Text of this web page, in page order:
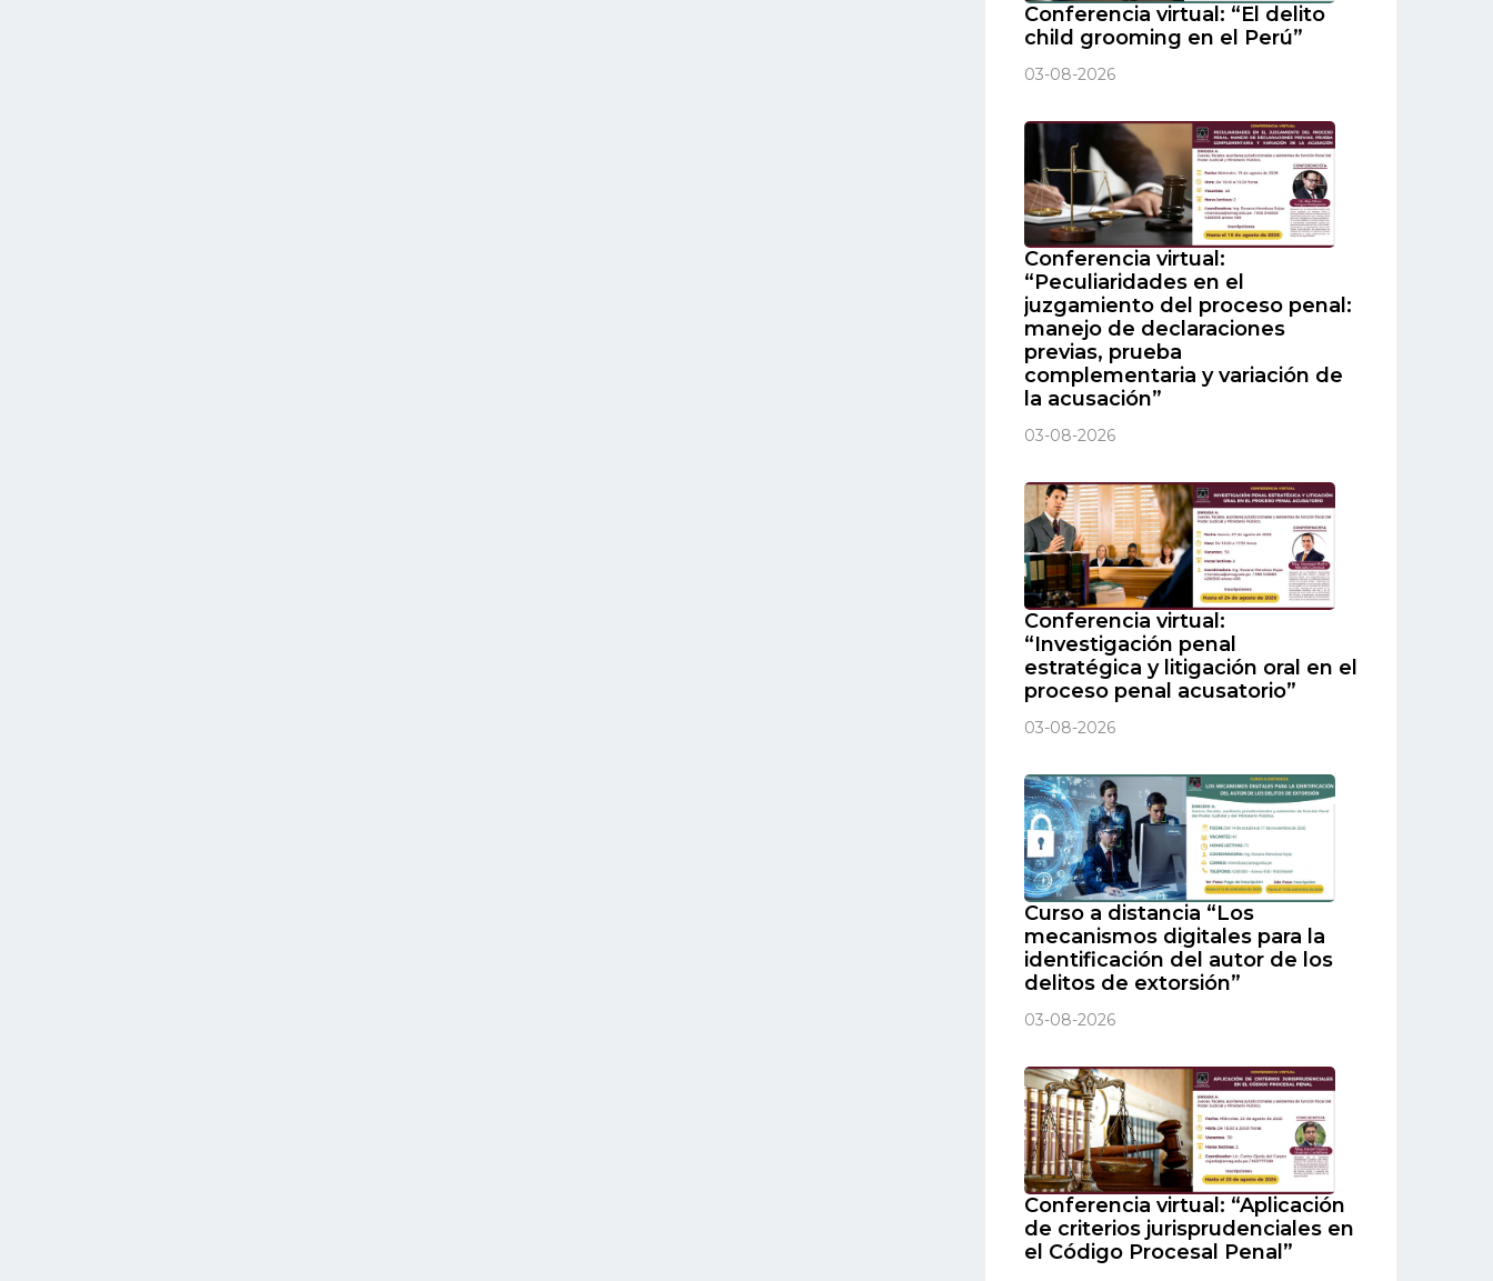
Conferencia virtual: “El delito
child grooming en el Perú”
03-08-2026
Conferencia virtual:
“Peculiaridades en el
juzgamiento del proceso penal:
manejo de declaraciones
previas, prueba
complementaria y variación de
la acusación”
03-08-2026
Conferencia virtual:
“Investigación penal
estratégica y litigación oral en el
proceso penal acusatorio”
03-08-2026
Curso a distancia “Los
mecanismos digitales para la
identificación del autor de los
delitos de extorsión”
03-08-2026
Conferencia virtual: “Aplicación
de criterios jurisprudenciales en
el Código Procesal Penal”